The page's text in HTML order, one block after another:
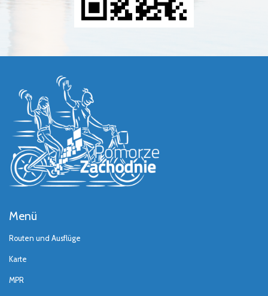
Menü
Routen und Ausflüge
Karte
MPR